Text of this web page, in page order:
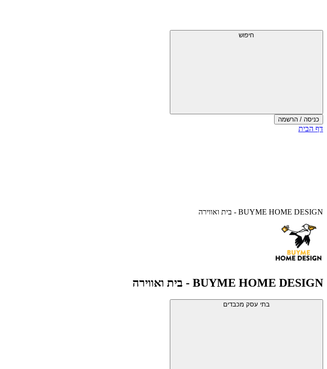
עליון
חיפוש
כניסה / הרשמה
סוף
דף הבית
BUYME HOME DESIGN - בית ואווירה
BUYME HOME DESIGN - בית ואווירה
בתי עסק מכבדים